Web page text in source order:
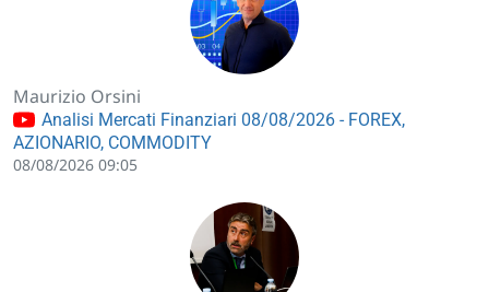
Maurizio Orsini
Analisi Mercati Finanziari 08/08/2026 - FOREX,
AZIONARIO, COMMODITY
08/08/2026 09:05